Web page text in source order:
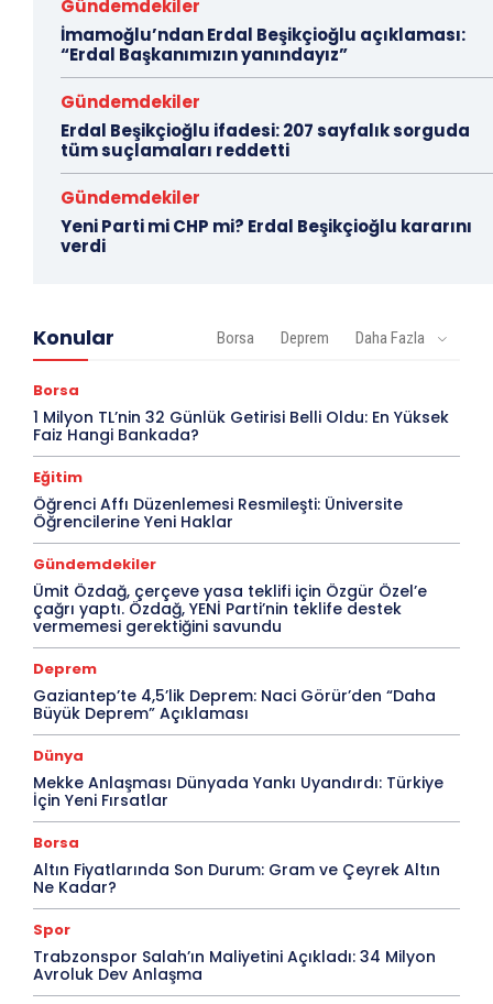
Gündemdekiler
İmamoğlu’ndan Erdal Beşikçioğlu açıklaması:
“Erdal Başkanımızın yanındayız”
Gündemdekiler
Erdal Beşikçioğlu ifadesi: 207 sayfalık sorguda
tüm suçlamaları reddetti
Gündemdekiler
Yeni Parti mi CHP mi? Erdal Beşikçioğlu kararını
verdi
Konular Borsa Deprem Daha Fazla
Borsa
1 Milyon TL’nin 32 Günlük Getirisi Belli Oldu: En Yüksek
Faiz Hangi Bankada?
Eğitim
Öğrenci Affı Düzenlemesi Resmileşti: Üniversite
Öğrencilerine Yeni Haklar
Gündemdekiler
Ümit Özdağ, çerçeve yasa teklifi için Özgür Özel’e
çağrı yaptı. Özdağ, YENİ Parti’nin teklife destek
vermemesi gerektiğini savundu
Deprem
Gaziantep’te 4,5’lik Deprem: Naci Görür’den “Daha
Büyük Deprem” Açıklaması
Dünya
Mekke Anlaşması Dünyada Yankı Uyandırdı: Türkiye
İçin Yeni Fırsatlar
Borsa
Altın Fiyatlarında Son Durum: Gram ve Çeyrek Altın
Ne Kadar?
Spor
Trabzonspor Salah’ın Maliyetini Açıkladı: 34 Milyon
Avroluk Dev Anlaşma